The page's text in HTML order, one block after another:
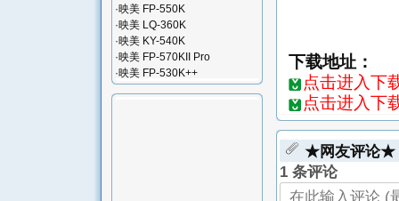
下载地址：
点击进入下
点击进入下
★网友评论★
1 条评论
·映美 FP-550K
·映美 LQ-360K
·映美 KY-540K
·映美 FP-570KII Pro
·映美 FP-530K++